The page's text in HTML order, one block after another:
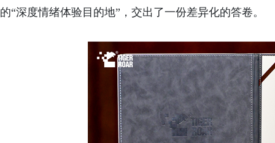
的“深度情绪体验目的地”，交出了一份差异化的答卷。